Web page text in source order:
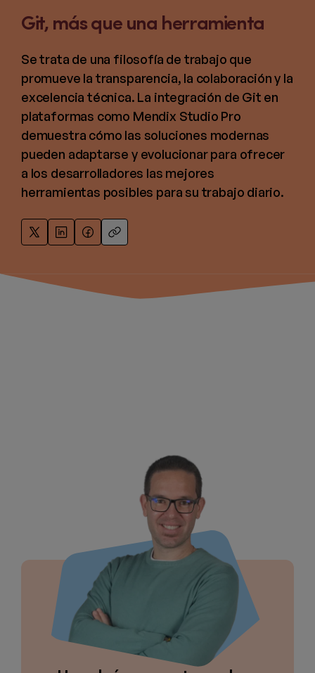
Git, más que una herramienta
Se trata de una filosofía de trabajo que
promueve la transparencia, la colaboración y la
excelencia técnica. La integración de Git en
plataformas como Mendix Studio Pro
demuestra cómo las soluciones modernas
pueden adaptarse y evolucionar para ofrecer
a los desarrolladores las mejores
herramientas posibles para su trabajo diario.